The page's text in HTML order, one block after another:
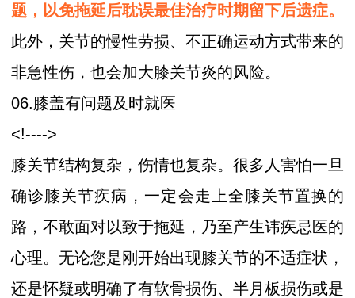
题，以免拖延后耽误最佳治疗时期留下后遗症。
此外，关节的慢性劳损、不正确运动方式带来的
非急性伤，也会加大膝关节炎的风险。
06.膝盖有问题及时就医
<!---->
膝关节结构复杂，伤情也复杂。很多人害怕一旦
确诊膝关节疾病，一定会走上全膝关节置换的
路，不敢面对以致于拖延，乃至产生讳疾忌医的
心理。无论您是刚开始出现膝关节的不适症状，
还是怀疑或明确了有软骨损伤、半月板损伤或是